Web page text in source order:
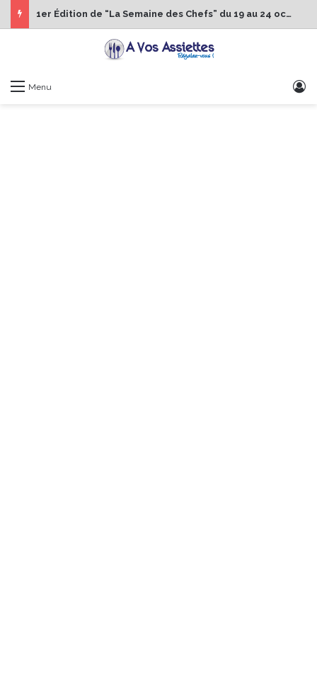
1er Édition de “La Semaine des Chefs” du 19 au 24 octobre 2026
Menu